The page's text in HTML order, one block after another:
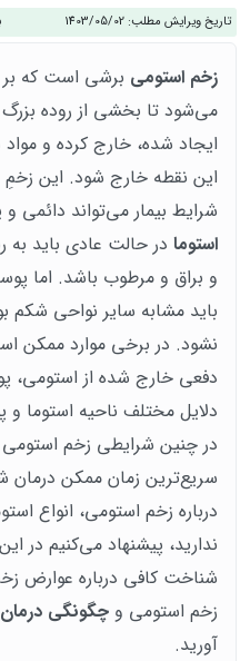
تاریخ ویرایش مطلب: 1403/05/02
زخم استومی برشی است که
می‌شود تا بخشی از روده بزرگ
ایجاد شده، خارج کرده و مواد
این نقطه خارج شود. این زخمِ
شرایط بیمار می‌تواند دائمی
استوما در حالت عادی باید
و براق و مرطوب باشد. اما
باید مشابه سایر نواحی شکم
نشود. در برخی موارد ممکن
دفعی خارج شده از استومی،
دلایل مختلف ناحیه استوما
در چنین شرایطی زخم
سریع‌ترین زمان ممکن درمان
درباره زخم استومی، انواع
ندارید، پیشنهاد می‌کنیم در
شناخت کافی درباره عوارض
زخم استومی و چگونگی
آورید.